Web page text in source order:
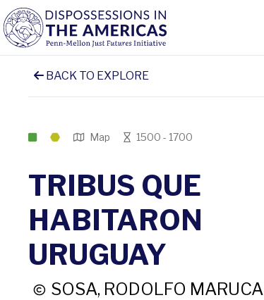
BACK TO EXPLORE
Map 1500 - 1700
TRIBUS QUE
HABITARON
URUGUAY
SOSA, RODOLFO MARUCA